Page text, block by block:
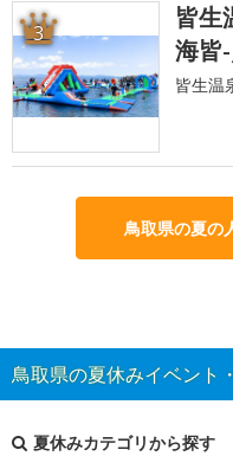
3
皆生
海皆
皆生温
鳥取県の夏の
鳥取県の夏休みイベント
夏休みカテゴリから探す